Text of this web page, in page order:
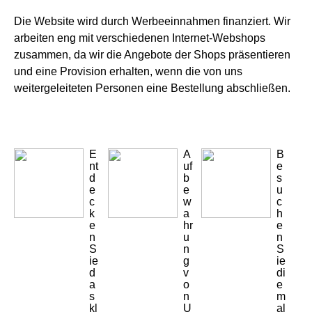
Die Website wird durch Werbeeinnahmen finanziert. Wir
arbeiten eng mit verschiedenen Internet-Webshops
zusammen, da wir die Angebote der Shops präsentieren
und eine Provision erhalten, wenn die von uns
weitergeleiteten Personen eine Bestellung abschließen.
E
nt
d
e
c
k
e
n
S
ie
d
a
s
kl
A
uf
b
e
w
a
hr
u
n
g
v
o
n
U
B
e
s
u
c
h
e
n
S
ie
di
e
m
al